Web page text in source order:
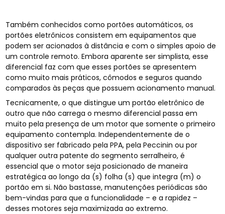
Também conhecidos como portões automáticos, os
portões eletrônicos consistem em equipamentos que
podem ser acionados à distância e com o simples apoio de
um controle remoto. Embora aparente ser simplista, esse
diferencial faz com que esses portões se apresentem
como muito mais práticos, cômodos e seguros quando
comparados às peças que possuem acionamento manual.
Tecnicamente, o que distingue um portão eletrônico de
outro que não carrega o mesmo diferencial passa em
muito pela presença de um motor que somente o primeiro
equipamento contempla. Independentemente de o
dispositivo ser fabricado pela PPA, pela Peccinin ou por
qualquer outra patente do segmento serralheiro, é
essencial que o motor seja posicionado de maneira
estratégica ao longo da (s) folha (s) que integra (m) o
portão em si. Não bastasse, manutenções periódicas são
bem-vindas para que a funcionalidade – e a rapidez –
desses motores seja maximizada ao extremo.